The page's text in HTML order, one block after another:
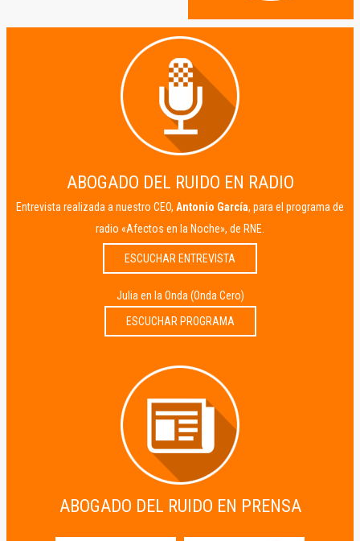
ABOGADO DEL RUIDO EN RADIO
Entrevista realizada a nuestro CEO, Antonio García, para el programa de
radio «Afectos en la Noche», de RNE.
ESCUCHAR ENTREVISTA
Julia en la Onda (Onda Cero)
ESCUCHAR PROGRAMA
ABOGADO DEL RUIDO EN PRENSA